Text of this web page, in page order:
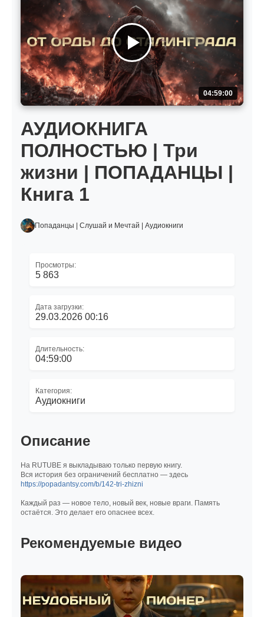
04:59:00
АУДИОКНИГА
ПОЛНОСТЬЮ | Три
жизни | ПОПАДАНЦЫ |
Книга 1
Попаданцы | Слушай и Мечтай | Аудиокниги
Просмотры:
5 863
Дата загрузки:
29.03.2026 00:16
Длительность:
04:59:00
Категория:
Аудиокниги
Описание
На RUTUBE я выкладываю только первую книгу.
Вся история без ограничений бесплатно — здесь
https://popadantsy.com/b/142-tri-zhizni
Каждый раз — новое тело, новый век, новые враги. Память
остаётся. Это делает его опаснее всех.
Рекомендуемые видео